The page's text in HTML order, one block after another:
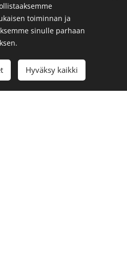
toiminnan ja
sinulle parhaan
Hyväksy kaikki